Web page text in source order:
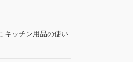
キッチン用品の使い